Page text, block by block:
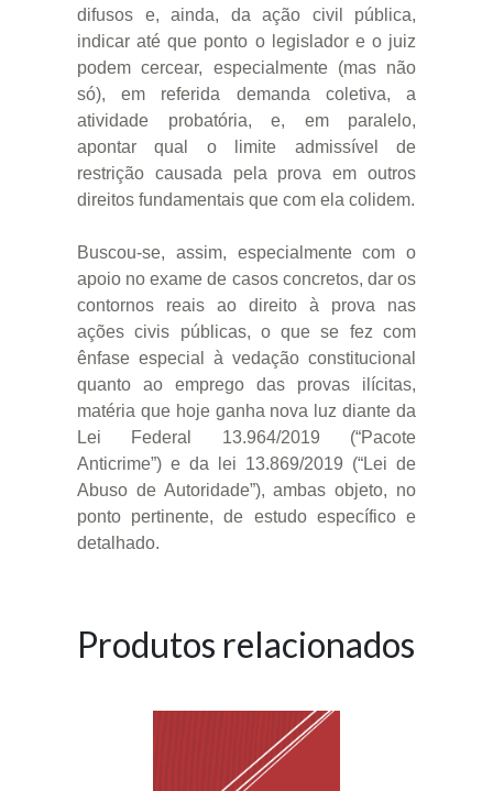
difusos e, ainda, da ação civil pública,
indicar até que ponto o legislador e o juiz
podem cercear, especialmente (mas não
só), em referida demanda coletiva, a
atividade probatória, e, em paralelo,
apontar qual o limite admissível de
restrição causada pela prova em outros
direitos fundamentais que com ela colidem.
Buscou-se, assim, especialmente com o
apoio no exame de casos concretos, dar os
contornos reais ao direito à prova nas
ações civis públicas, o que se fez com
ênfase especial à vedação constitucional
quanto ao emprego das provas ilícitas,
matéria que hoje ganha nova luz diante da
Lei Federal 13.964/2019 (“Pacote
Anticrime”) e da lei 13.869/2019 (“Lei de
Abuso de Autoridade”), ambas objeto, no
ponto pertinente, de estudo específico e
detalhado.
Produtos relacionados